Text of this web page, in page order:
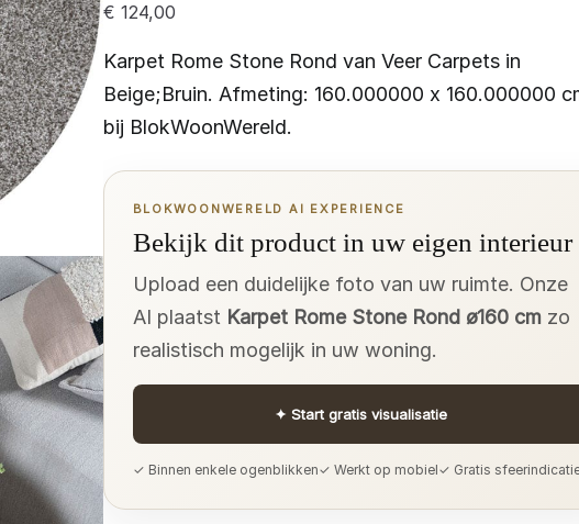
€ 124,00
Karpet Rome Stone Rond van Veer Carpets in
Beige;Bruin. Afmeting: 160.000000 x 160.000000
bij BlokWoonWereld.
BLOKWOONWERELD AI EXPERIENCE
Bekijk dit product in uw eigen interieur
Upload een duidelijke foto van uw ruimte. Onze
AI plaatst Karpet Rome Stone Rond ø160 cmzo
realistisch mogelijk in uw woning.
✦ Start gratis visualisatie
✓ Binnen enkele ogenblikken✓ Werkt op mobiel✓ Gratis